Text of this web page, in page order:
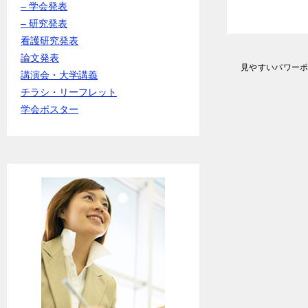
見やすいパワー
– 学会発表
– 研究発表
看護研究発表
論文発表
講演会・大学講義
チラシ・リーフレット
学会ポスター